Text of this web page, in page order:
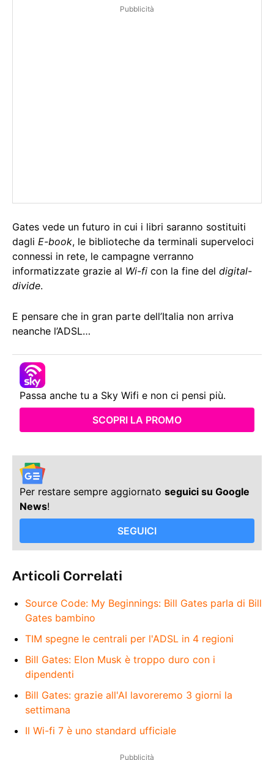
Pubblicità
Gates vede un futuro in cui i libri saranno sostituiti
dagli E-book, le biblioteche da terminali superveloci
connessi in rete, le campagne verranno
informatizzate grazie al Wi-fi con la fine del digital-
divide.
E pensare che in gran parte dell’Italia non arriva
neanche l’ADSL…
Passa anche tu a Sky Wifi e non ci pensi più.
SCOPRI LA PROMO
Per restare sempre aggiornato seguici su Google
News!
SEGUICI
Articoli Correlati
Source Code: My Beginnings: Bill Gates parla di Bill
Gates bambino
TIM spegne le centrali per l'ADSL in 4 regioni
Bill Gates: Elon Musk è troppo duro con i
dipendenti
Bill Gates: grazie all'AI lavoreremo 3 giorni la
settimana
Il Wi-fi 7 è uno standard ufficiale
Pubblicità